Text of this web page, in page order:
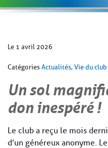
Le 1 avril 2026
Catégories Actualités, Vie du club
Un sol
don inespéré !
Le club a reçu le mois
d’un généreux anonyme.